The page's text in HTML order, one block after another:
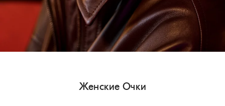
Женские Очки